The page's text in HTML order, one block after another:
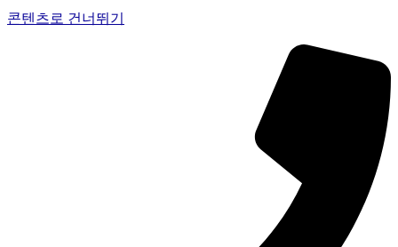
콘텐츠로 건너뛰기